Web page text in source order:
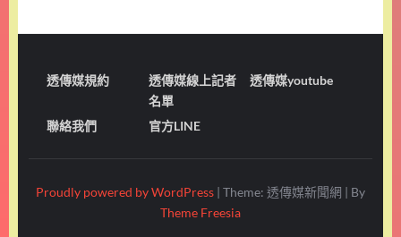
透傳媒規約
透傳媒線上記者
名單
透傳媒youtube
聯絡我們 官方LINE
Proudly powered by WordPress | Theme: 透傳媒新聞網 | By
Theme Freesia